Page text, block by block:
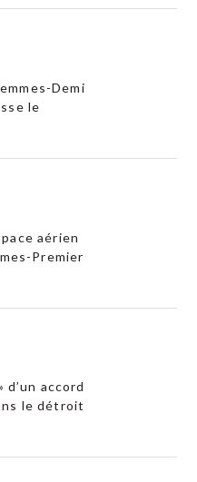
Demi
le
aérien
Premier
d’un accord
le détroit